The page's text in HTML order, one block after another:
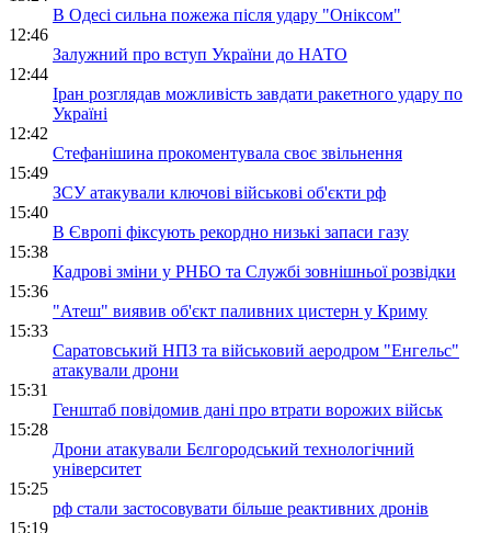
В Одесі сильна пожежа після удару "Оніксом"
12:46
Залужний про вступ України до НАТО
12:44
Іран розглядав можливість завдати ракетного удару по
Україні
12:42
Стефанішина прокоментувала своє звільнення
15:49
ЗСУ атакували ключові військові об'єкти рф
15:40
В Європі фіксують рекордно низькі запаси газу
15:38
Кадрові зміни у РНБО та Службі зовнішньої розвідки
15:36
"Атеш" виявив об'єкт паливних цистерн у Криму
15:33
Саратовський НПЗ та військовий аеродром "Енгельс"
атакували дрони
15:31
Генштаб повідомив дані про втрати ворожих військ
15:28
Дрони атакували Бєлгородський технологічний
університет
15:25
рф стали застосовувати більше реактивних дронів
15:19